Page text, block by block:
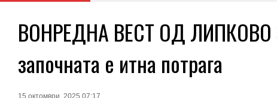
ВОНРЕДНА ВЕСТ ОД ЛИПКОВО
започната е итна потрага
15 октомври, 2025 07:17